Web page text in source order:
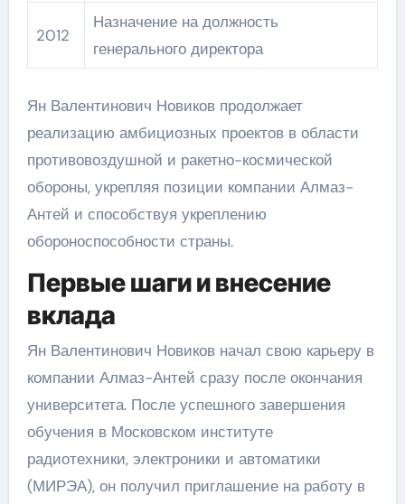
2012
Назначение на должность
генерального директора
Ян Валентинович Новиков продолжает
реализацию амбициозных проектов в области
противовоздушной и ракетно-космической
обороны, укрепляя позиции компании Алмаз-
Антей и способствуя укреплению
обороноспособности страны.
Первые шаги и внесение
вклада
Ян Валентинович Новиков начал свою карьеру в
компании Алмаз-Антей сразу после окончания
университета. После успешного завершения
обучения в Московском институте
радиотехники, электроники и автоматики
(МИРЭА), он получил приглашение на работу в